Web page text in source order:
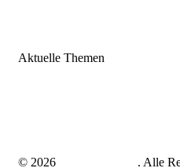
Aktuelle Themen
© 2026 . Alle